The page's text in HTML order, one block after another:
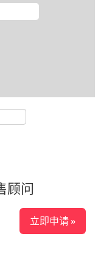
顾问
立即申请 »